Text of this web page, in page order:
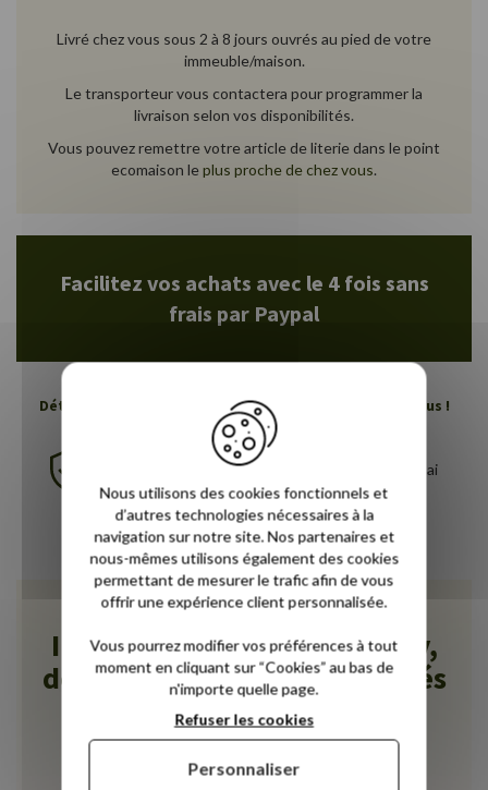
Livré chez vous sous 2 à 8 jours ouvrés au pied de votre
immeuble/maison.
Le transporteur vous contactera pour programmer la
livraison selon vos disponibilités.
Vous pouvez remettre votre article de literie dans le point
ecomaison leplus proche de chez vous.
Facilitez vos achats avec le 4 fois sans
frais par Paypal
Détendez-vous profondément, Novoly s'occupe de vous !
30 nuits d'essai
Livraison gratuite
Ils ont aimé leur nuit Novoly,
déjà plus de 3300 avis vérifiés
!
Nous utilisons des cookies fonctionnels et
d’autres technologies nécessaires à la
navigation sur notre site. Nos partenaires et
nous-mêmes utilisons également des cookies
permettant de mesurer le trafic afin de vous
offrir une expérience client personnalisée.
Vous pourrez modifier vos préférences à tout
moment en cliquant sur “Cookies” au bas de
n'importe quelle page.
Refuser les cookies
Personnaliser